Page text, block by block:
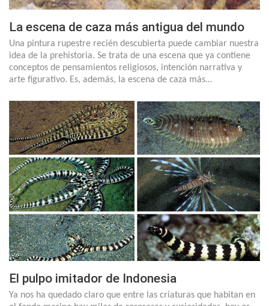
La escena de caza más antigua del mundo
Una pintura rupestre recién descubierta puede cambiar nuestra
idea de la prehistoria. Se trata de una escena que ya contiene
conceptos de pensamientos religiosos, intención narrativa y
arte figurativo. Es, además, la escena de caza más…
El pulpo imitador de Indonesia
Ya nos ha quedado claro que entre las criaturas que habitan en